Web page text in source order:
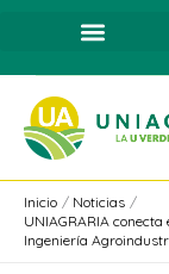
contenido
Inicio
Noticias
UNIAGRARIA
Ingeniería